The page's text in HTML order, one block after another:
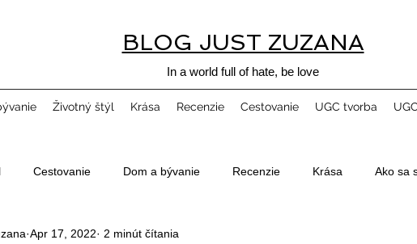
BLOG JUST ZUZANA
In a world full of hate, be love
Životný štýl Krása Recenzie Cestovanie UGC tvorba
Cestovanie Dom a bývanie Recenzie Krása Ako sa
Apr 17, 2022 2 minút čítania